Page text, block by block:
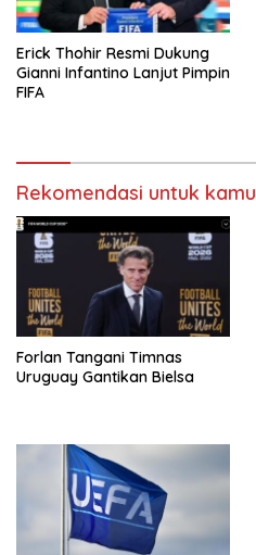
Erick Thohir Resmi Dukung
Gianni Infantino Lanjut Pimpin
FIFA
Rekomendasi untuk kamu
Forlan Tangani Timnas
Uruguay Gantikan Bielsa